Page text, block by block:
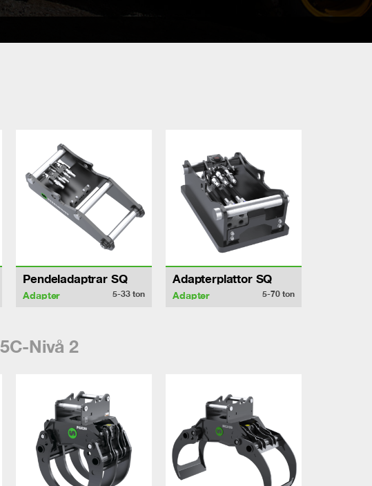
Pendeladaptrar SQ
Adapter 5-33ton
Adapterplattor SQ
Adapter 5-70 ton
Nivå 2